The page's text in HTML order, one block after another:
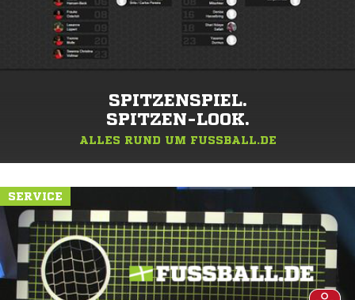
SPITZENSPIEL.
SPITZEN-LOOK.
ALLES RUND UM FUSSBALL.DE
SERVICE